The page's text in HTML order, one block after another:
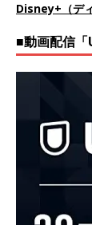
Disney+（デ
■動画配信「